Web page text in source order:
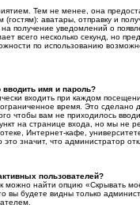
Тем не менее, она
аватары, отправку и
на получение уведомлений о
всего несколько секунд, но
по использованию
имя и пароль?
входить при каждом
время. Это сделано
чтобы вам не приходилось
на странице входа, но мы не
Интернет-кафе,
значит, что администратор
пользователей?
можно найти опцию «Скрывать
вы будете видны только